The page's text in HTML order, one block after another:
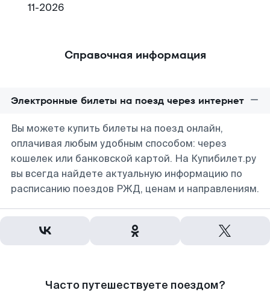
11-2026
Справочная информация
Электронные билеты на поезд через интернет
Вы можете купить билеты на поезд онлайн,
оплачивая любым удобным способом: через
кошелек или банковской картой. На Купибилет.ру
вы всегда найдете актуальную информацию по
расписанию поездов РЖД, ценам и направлениям.
Часто путешествуете поездом?